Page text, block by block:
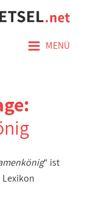
≡ MENÜ
“ ist
Lexikon